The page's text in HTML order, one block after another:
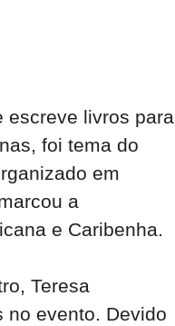
escreve livros para
foi tema do
em
a
e Caribenha.
Teresa
no evento. Devido